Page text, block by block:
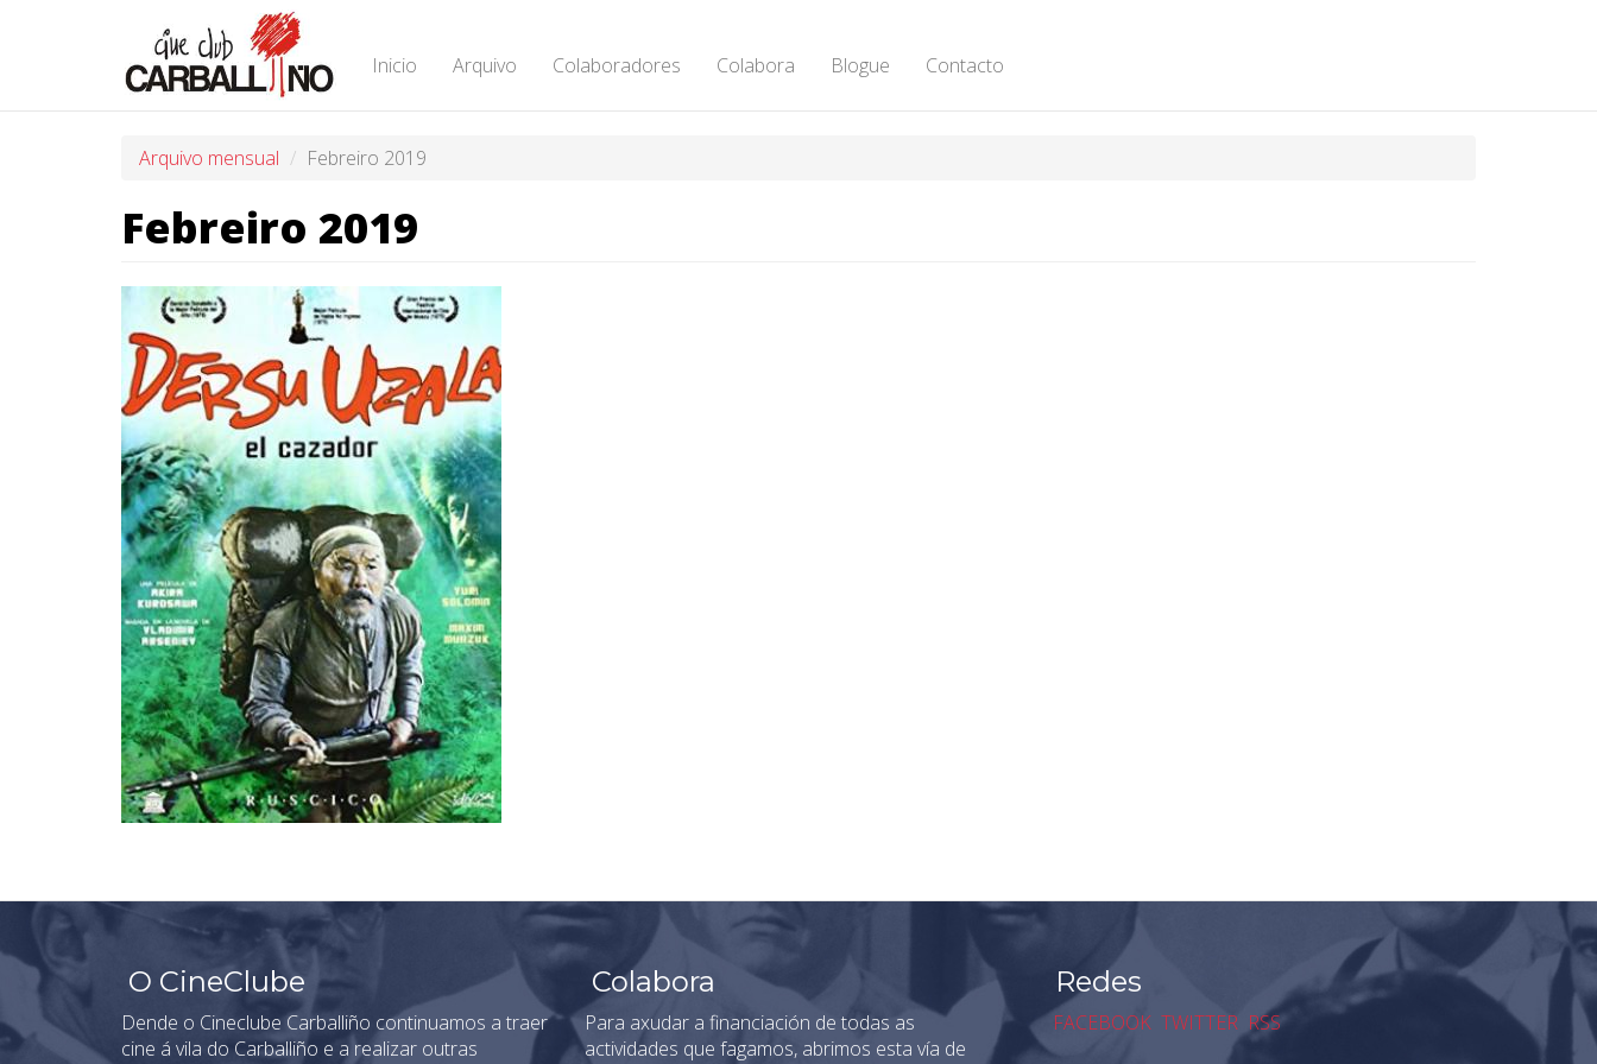
Inicio Arquivo Colaboradores Colabora Blogue Contacto
Arquivo mensual Febreiro 2019
Febreiro 2019
O CineClube
Dende o Cineclube Carballiño continuamos a traer
cine á vila do Carballiño e a realizar outras
Colabora
Para axudar a financiación de todas as
actividades que fagamos, abrimos esta vía de
Redes
FACEBOOK TWITTER RSS